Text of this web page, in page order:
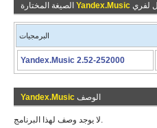
Yandex.Music
البرمجيات
Yandex.Music 2.52-252000
Yandex.Music الوصف
لا يوجد وصف لهذا البرنامج.